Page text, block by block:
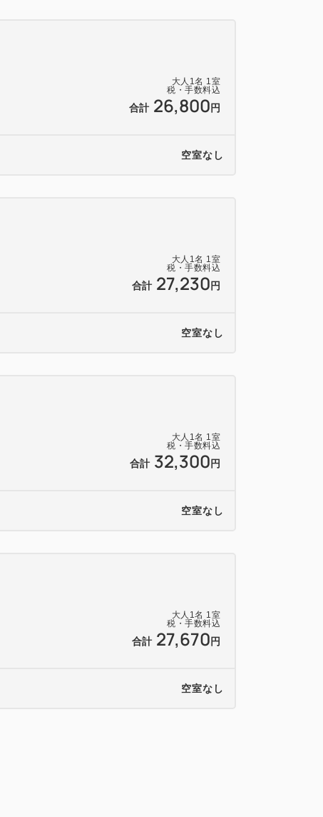
大人 1名 1室
税・手数料込
合計 26,800 円
空室なし
大人 1名 1室
税・手数料込
合計 27,230 円
空室なし
大人 1名 1室
税・手数料込
合計 32,300 円
空室なし
大人 1名 1室
税・手数料込
合計 27,670 円
空室なし